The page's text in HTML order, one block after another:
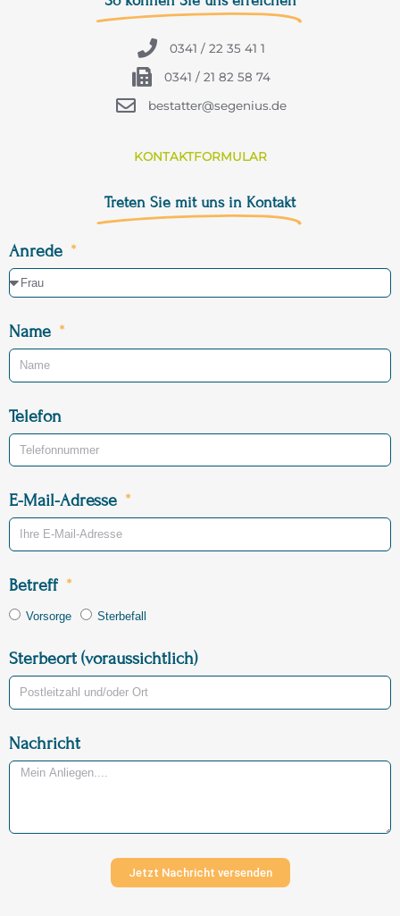
0341 / 22 35 41 1
0341 / 21 82 58 74
bestatter@segenius.de
KONTAKTFORMULAR
Treten Sie mit uns in Kontakt
Anrede
Name
Telefon
E-Mail-Adresse
Betreff
Vorsorge Sterbefall
Sterbeort (voraussichtlich)
Nachricht
Jetzt Nachricht versenden